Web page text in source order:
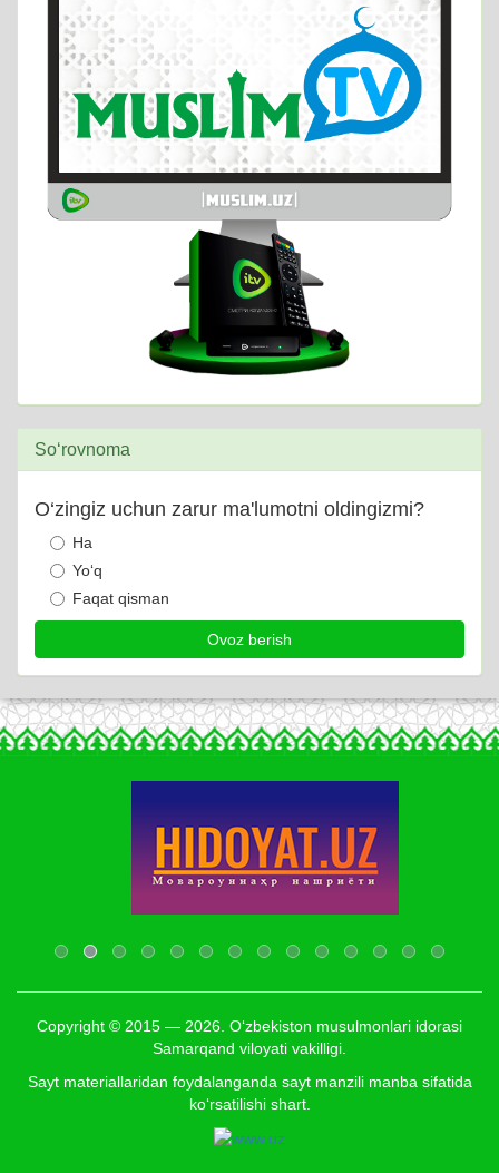
So‘rovnoma
O‘zingiz uchun zarur ma'lumotni oldingizmi?
Ha
Yo‘q
Faqat qisman
Copyright © 2015 — 2026. O‘zbekiston musulmonlari idorasi
Samarqand viloyati vakilligi.
Sayt materiallaridan foydalanganda sayt manzili manba sifatida
ko‘rsatilishi shart.